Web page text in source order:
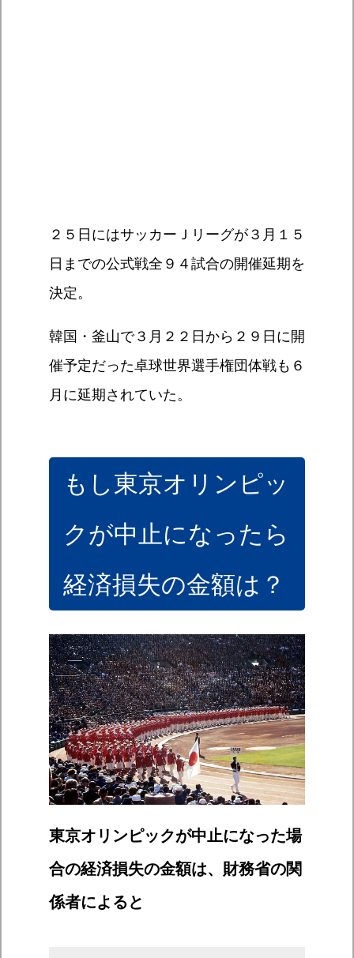
２５日にはサッカーＪリーグが３月１５
日までの公式戦全９４試合の開催延期を
決定。
韓国・釜山で３月２２日から２９日に開
催予定だった卓球世界選手権団体戦も６
月に延期されていた。
もし東京オリンピッ
クが中止になったら
経済損失の金額は？
東京オリンピックが中止になった場
合の経済損失の金額は、財務省の関
係者によると